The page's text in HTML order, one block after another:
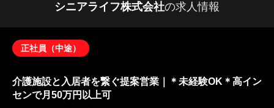
シニアライフ株式会社の求人情報
正社員（中途）
介護施設と入居者を繋ぐ提案営業｜＊未経験OK＊高イン
センで月50万円以上可